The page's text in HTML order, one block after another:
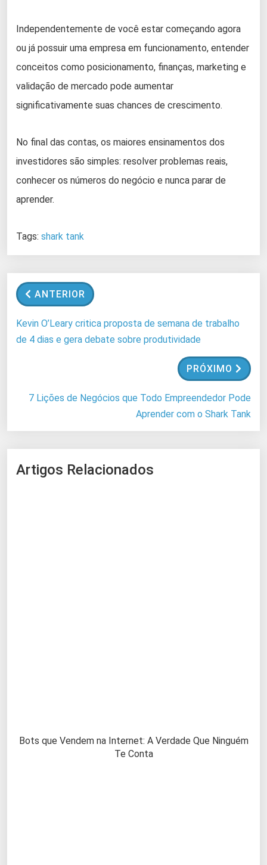
Independentemente de você estar começando agora
ou já possuir uma empresa em funcionamento, entender
conceitos como posicionamento, finanças, marketing e
validação de mercado pode aumentar
significativamente suas chances de crescimento.
No final das contas, os maiores ensinamentos dos
investidores são simples: resolver problemas reais,
conhecer os números do negócio e nunca parar de
aprender.
Tags: shark tank
ANTERIOR
Kevin O’Leary critica proposta de semana de trabalho
de 4 dias e gera debate sobre produtividade
PRÓXIMO
7 Lições de Negócios que Todo Empreendedor Pode
Aprender com o Shark Tank
Artigos Relacionados
Bots que Vendem na Internet: A Verdade Que Ninguém
Te Conta